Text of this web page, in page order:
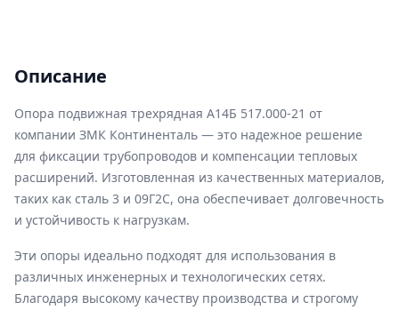
Описание
Опора подвижная трехрядная А14Б 517.000-21 от
компании ЗМК Континенталь — это надежное решение
для фиксации трубопроводов и компенсации тепловых
расширений. Изготовленная из качественных материалов,
таких как сталь 3 и 09Г2С, она обеспечивает долговечность
и устойчивость к нагрузкам.
Эти опоры идеально подходят для использования в
различных инженерных и технологических сетях.
Благодаря высокому качеству производства и строгому